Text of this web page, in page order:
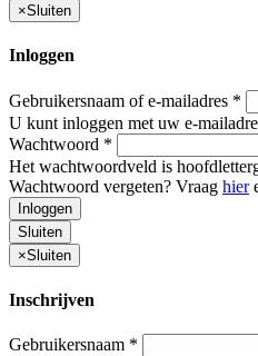
×Sluiten
Inloggen
Gebruikersnaam of e-mailadres *
U kunt inloggen met uw e-
Wachtwoord *
Het wachtwoordveld is
Wachtwoord vergeten? Vraag hier
Inloggen
Sluiten
×Sluiten
Inschrijven
Gebruikersnaam *